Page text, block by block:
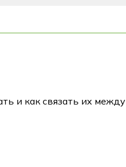
и как связать их между